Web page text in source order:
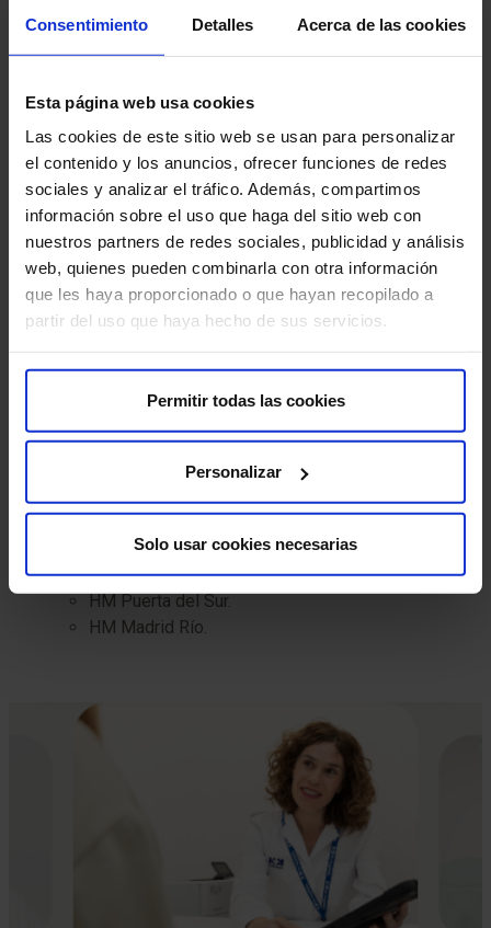
Consentimiento Detalles Acerca de las cookies
Esta página web usa cookies
Las cookies de este sitio web se usan para personalizar
el contenido y los anuncios, ofrecer funciones de redes
sociales y analizar el tráfico. Además, compartimos
información sobre el uso que haga del sitio web con
nuestros partners de redes sociales, publicidad y análisis
web, quienes pueden combinarla con otra información
que les haya proporcionado o que hayan recopilado a
partir del uso que haya hecho de sus servicios.
Permitir todas las cookies
Personalizar
Solo usar cookies necesarias
Inmunofluorescencia.
Tratamientos específicos
Hemodiálisis convencional en los Hospitales HM
Montepríncipe y HM Norte Sanchinarro
Ámbito de Actuación del Servicio
El Servicio de Nefrología presta atención a los
pacientes ingresados en todos los Hospitales HM de
Servicios Médicos y Quirúrgicos para sus pacientes
Adultos ingresados.
El Servicio de Nefrología presta atención Médica a
pacientes ambulatorios en Consulta Externa en los
Hospitales:
HM Madrid.
HM Norte Sanchinarro.
HM Monteprincipe.
HM Puerta del Sur.
HM Madrid Río.